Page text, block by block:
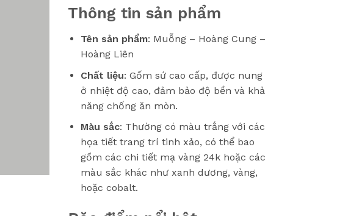
Thông tin sản phẩm
Tên sản phẩm: Muỗng – Hoàng Cung –
Hoàng Liên
Chất liệu: Gốm sứ cao cấp, được nung
ở nhiệt độ cao, đảm bảo độ bền và khả
năng chống ăn mòn.
Màu sắc: Thường có màu trắng với các
họa tiết trang trí tinh xảo, có thể bao
gồm các chi tiết mạ vàng 24k hoặc các
màu sắc khác như xanh dương, vàng,
hoặc cobalt.